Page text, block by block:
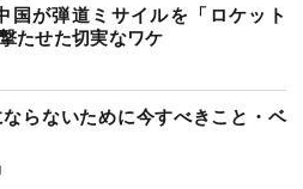
が弾道ミサイルを「ロケット
たせた切実なワケ
ならないために今すべきこと・ベ